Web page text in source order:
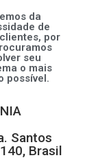
da
de
por
seu
o mais
possível.
Santos
Brasil